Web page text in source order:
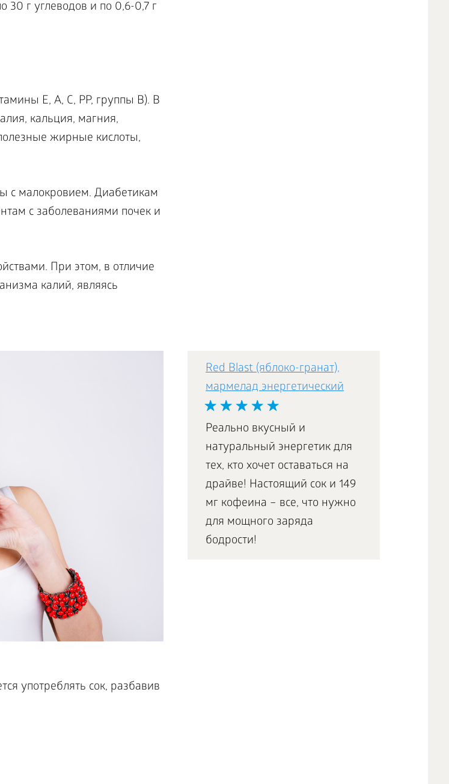
30 г углеводов и по 0,6-0,7 г
E, A, C, PP, группы В). В
кальция, магния,
жирные кислоты,
с малокровием. Диабетикам
с заболеваниями почек и
При этом, в отличие
калий, являясь
Red Blast (яблоко-гранат),
мармелад энергетический
Реально вкусный и
натуральный энергетик для
тех, кто хочет оставаться на
драйве! Настоящий сок и 149
мг кофеина – все, что нужно
для мощного заряда
бодрости!
употреблять сок, разбавив